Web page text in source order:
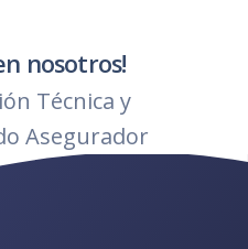
nosotros!
Técnica y
Asegurador